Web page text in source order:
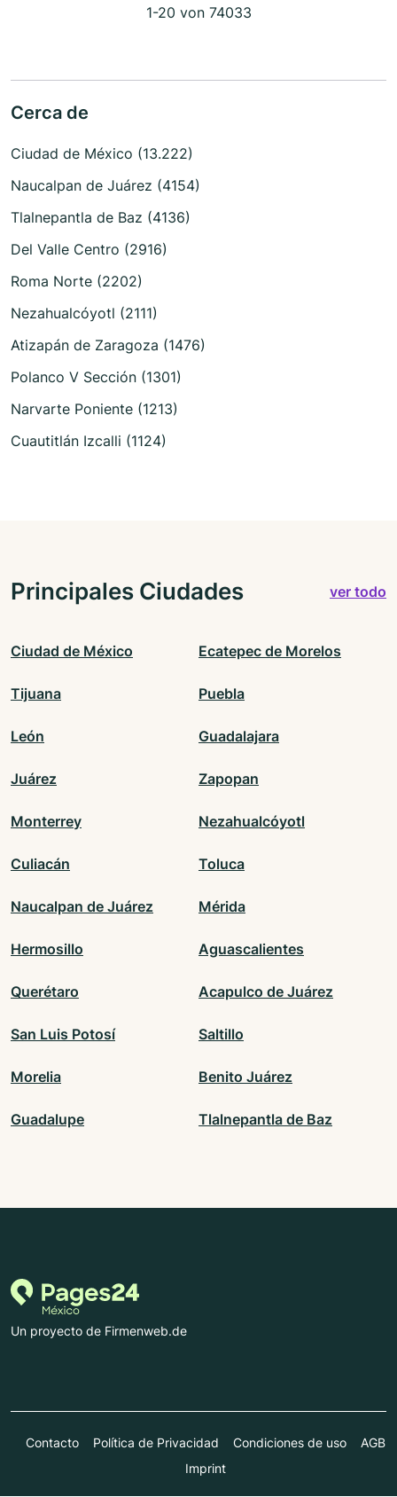
1-20 von 74033
Cerca de
Ciudad de México (13.222)
Naucalpan de Juárez (4154)
Tlalnepantla de Baz (4136)
Del Valle Centro (2916)
Roma Norte (2202)
Nezahualcóyotl (2111)
Atizapán de Zaragoza (1476)
Polanco V Sección (1301)
Narvarte Poniente (1213)
Cuautitlán Izcalli (1124)
Principales Ciudades ver todo
Ciudad de México Ecatepec de Morelos
Tijuana Puebla
León Guadalajara
Juárez Zapopan
Monterrey Nezahualcóyotl
Culiacán Toluca
Naucalpan de Juárez Mérida
Hermosillo Aguascalientes
Querétaro Acapulco de Juárez
San Luis Potosí Saltillo
Morelia Benito Juárez
Guadalupe Tlalnepantla de Baz
Un proyecto de Firmenweb.de
Contacto Política de Privacidad Condiciones de uso
AGB
Imprint